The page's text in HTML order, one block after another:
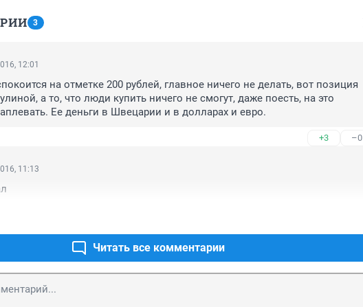
3
12:01
на отметке 200 рублей, главное ничего не делать, вот позиция
а то, что люди купить ничего не смогут, даже поесть, на это
Ее деньги в Швецарии и в долларах и евро.
+3 –0
11:13
Читать все комментарии